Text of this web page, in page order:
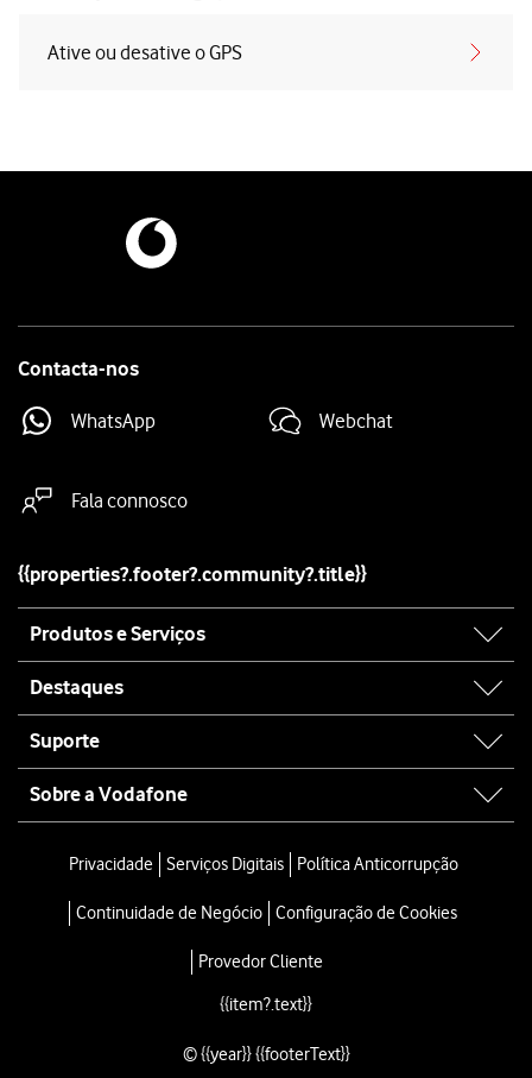
Ative ou desative o GPS
Contacta-nos
WhatsApp Webchat
Fala connosco
{{properties?.footer?.community?.title}}
map
Produtos e Serviços
Destaques
Suporte
Sobre a Vodafone
Privacidade Serviços Digitais Política Anticorrupção
Continuidade de Negócio Configuração de Cookies
Provedor Cliente
{{item?.text}}
© {{year}} {{footerText}}